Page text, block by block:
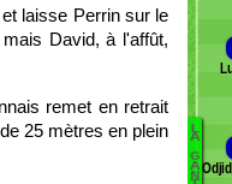
laisse Perrin sur le
David, à l'affût,
remet en retrait
25 mètres en plein
L
A
G
A
N